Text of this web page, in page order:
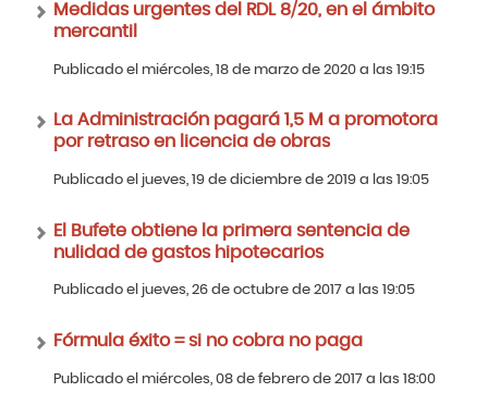
Medidas urgentes del RDL 8/20, en el ámbito
mercantil
Publicado el miércoles, 18 de marzo de 2020 a las 19:15
La Administración pagará 1,5 M a promotora
por retraso en licencia de obras
Publicado el jueves, 19 de diciembre de 2019 a las 19:05
El Bufete obtiene la primera sentencia de
nulidad de gastos hipotecarios
Publicado el jueves, 26 de octubre de 2017 a las 19:05
Fórmula éxito = si no cobra no paga
Publicado el miércoles, 08 de febrero de 2017 a las 18:00